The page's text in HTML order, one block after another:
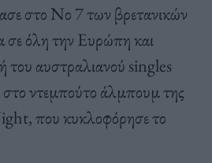
στο Νο 7 των βρετανικών
σε όλη την Ευρώπη και
του αυστραλιανού singles
ντεμπούτο άλμπουμ της
που κυκλοφόρησε το